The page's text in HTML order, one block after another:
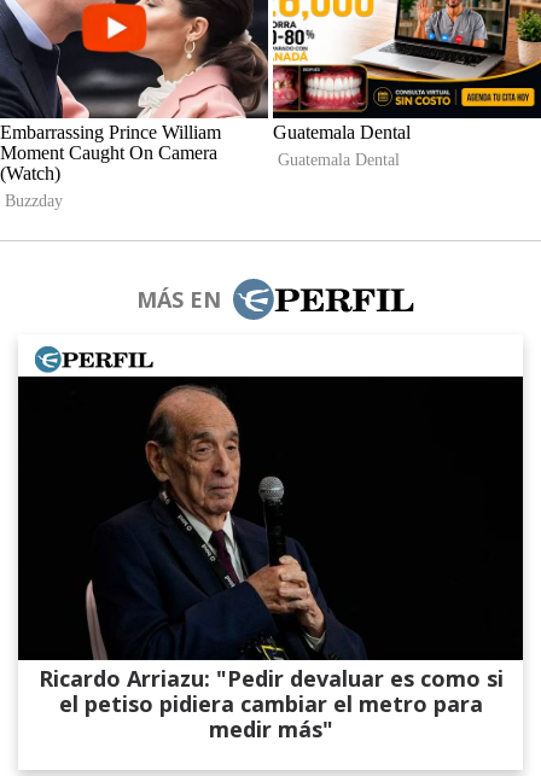
MÁS EN
Ricardo Arriazu: "Pedir devaluar es como si
el petiso pidiera cambiar el metro para
medir más"